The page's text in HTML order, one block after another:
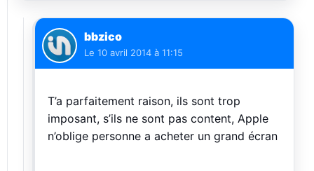
bbzico
Le 10 avril 2014 à 11:15
T’a parfaitement raison, ils sont trop
imposant, s’ils ne sont pas content, Apple
n’oblige personne a acheter un grand écran